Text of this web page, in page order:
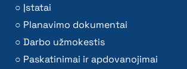
Įstatai
Planavimo dokumentai
Darbo užmokestis
Paskatinimai ir apdovanojimai